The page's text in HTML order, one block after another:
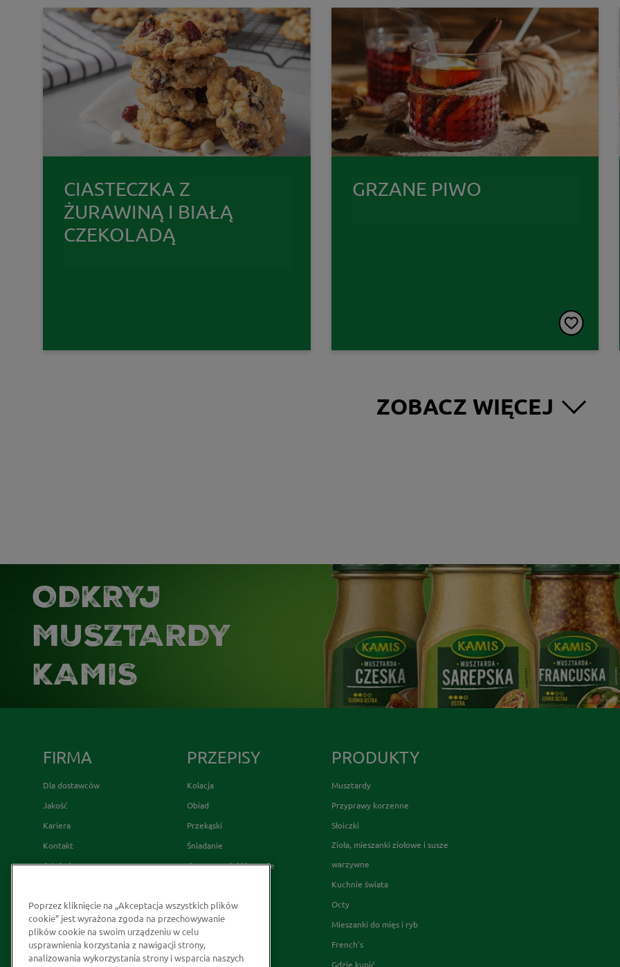
CIASTECZKA Z
ŻURAWINĄ I BIAŁĄ
CZEKOLADĄ
GRZANE PIWO
ZOBACZ WIĘCEJ
ODKRYJ
MUSZTARDY
KAMIS
FIRMA
Dla dostawców
Jakość
Kariera
Kontakt
Artykuły
Skąd bierzemy nasze przyprawy
Strategia Podatkowa
Społeczna odpowiedzialność
PRZEPISY
Kolacja
Obiad
Przekąski
Śniadanie
desery wypieki i napoje
PRODUKTY
Musztardy
Przyprawy korzenne
Słoiczki
Zioła, mieszanki ziołowe i susze
warzywne
Kuchnie świata
Octy
Mieszanki do mięs i ryb
French's
Gdzie kupić
Poprzez kliknięcie na „Akceptacja wszystkich plików
cookie” jest wyrażona zgoda na przechowywanie
plików cookie na swoim urządzeniu w celu
usprawnienia korzystania z nawigacji strony,
analizowania wykorzystania strony i wsparcia naszych